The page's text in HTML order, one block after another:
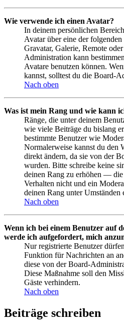
Wie verwende ich einen Avatar?
In deinem persönlichen
Avatar über eine der
Gravatar, Galerie, Remote
Administration kann
Avatare benutzen können.
kannst, solltest du die Board-
Nach oben
Was ist mein Rang und wie kann
Ränge, die unter deinem
wie viele Beiträge du bislang
bestimmte Benutzer wie
Normalerweise kannst du den
direkt ändern, da sie von der
wurden. Bitte schreibe keine
deinen Rang zu erhöhen — die
Verhalten nicht und ein
deinen Rang unter
Nach oben
Wenn ich bei einem Benutzer auf
werde ich aufgefordert, mich
Nur registrierte Benutzer
Funktion für Nachrichten an
diese von der Board-
Diese Maßnahme soll den
Gäste verhindern.
Nach oben
Beiträge schreiben